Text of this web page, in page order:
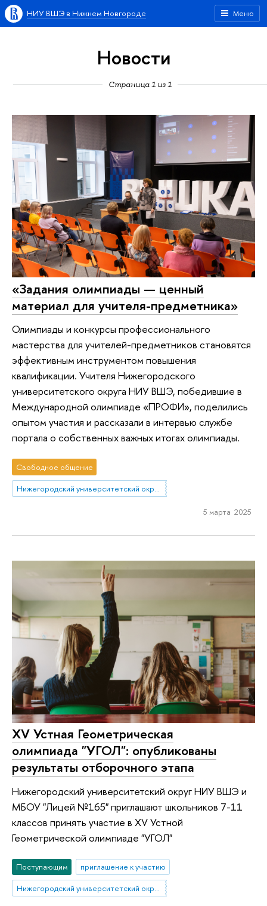
Меню
НИУ ВШЭ в Нижнем Новгороде
Новости
Страница 1 из 1
«Задания олимпиады — ценный
материал для учителя-предметника»
Олимпиады и конкурсы профессионального
мастерства для учителей-предметников становятся
эффективным инструментом повышения
квалификации. Учителя Нижегородского
университетского округа НИУ ВШЭ, победившие в
Международной олимпиаде «ПРОФИ», поделились
опытом участия и рассказали в интервью службе
портала о собственных важных итогах олимпиады.
Свободное общение
Нижегородский университетский округ НИУ ВШЭ
5 марта 2025
XV Устная Геометрическая
олимпиада "УГОЛ": опубликованы
результаты отборочного этапа
Нижегородский университетский округ НИУ ВШЭ и
МБОУ "Лицей №165" приглашают школьников 7-11
классов принять участие в XV Устной
Геометрической олимпиаде "УГОЛ"
Поступающим
приглашение к участию
Нижегородский университетский округ НИУ ВШЭ